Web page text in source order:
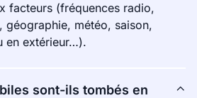
facteurs (fréquences radio,
géographie, météo, saison,
en extérieur…).
sont-ils tombés en